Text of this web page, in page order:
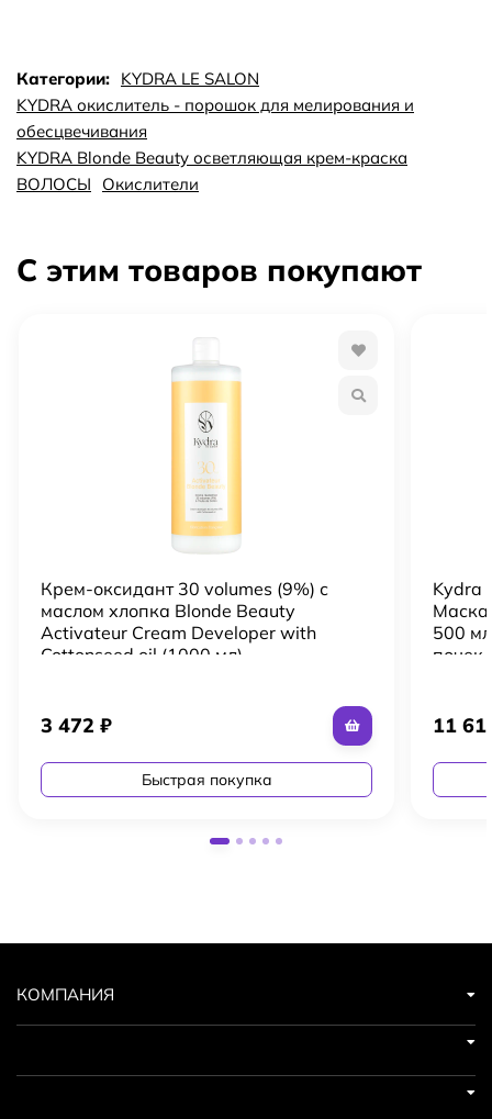
осветляющих компонентов;
Усиливает блеск и кондиционирование волос.
Категории: KYDRA LE SALON
KYDRA окислитель - порошок для мелирования и
обесцвечивания
KYDRA Blonde Beauty осветляющая крем-краска
ВОЛОСЫ
Окислители
С этим товаров покупают
Крем-оксидант 30 volumes (9%) с
маслом хлопка Blonde Beauty
Activateur Cream Developer with
Cottonseed oil (1000 мл)
3 472₽
Быстрая покупка
Kydra
Маска
500
почек
11
КОМПАНИЯ